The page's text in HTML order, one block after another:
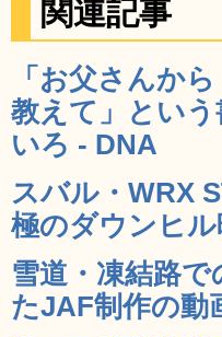
関連記事
「お父さんか
教えて」とい
いろ - DNA
スバル・WRX
極のダウンヒ
雪道・凍結路
たJAF制作の動